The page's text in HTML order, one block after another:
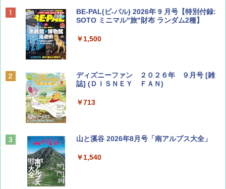
BE-PAL(ビ-パル) 2026年 9 月号【特別付録:
SOTO ミニマル"旅"財布 ランダム2種】
￥1,500
ディズニーファン ２０２６年 ９月号 [雑
誌] (ＤＩＳＮＥＹ ＦＡＮ)
￥713
山と溪谷 2026年8月号「南アルプス大全」
￥1,540